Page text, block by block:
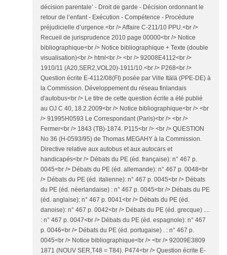
décision parentale’ - Droit de garde - Décision ordonnant le
retour de l’enfant - Exécution - Compétence - Procédure
préjudicielle d’urgence.<br /> Affaire C-211/10 PPU.<br />
Recueil de jurisprudence 2010 page 00000<br /> Notice
bibliographique<br /> Notice bibliographique + Texte (double
visualisation)<br /> html<br /> <br /> 92008E4112<br />
1910/11 (A20,SER2,VOL20)-1911/10.<br /> P268<br />
Question écrite E-4112/08(FI) posée par Ville Itälä (PPE-DE) à
la Commission. Développement du réseau finlandais
d'autobus<br /> Le titre de cette question écrite a été publié
au OJ C 40, 18.2.2009<br /> Notice bibliographique<br /> <br
/> 91995H0593 Le Correspondant (Paris)<br /> <br />
Fermer<br /> 1843 (TB)-1874. P115<br /> <br /> QUESTION
No 36 (H-0593/95) de Thomas MEGAHY à la Commission.
Directive relative aux autobus et aux autocars et
handicapés<br /> Débats du PE (éd. française): n° 467 p.
0045<br /> Débats du PE (éd. allemande): n° 467 p. 0048<br
/> Débats du PE (éd. italienne): n° 467 p. 0045<br /> Débats
du PE (éd. néerlandaise) : n° 467 p. 0045<br /> Débats du PE
(éd. anglaise): n° 467 p. 0041<br /> Débats du PE (éd.
danoise): n° 467 p. 0042<br /> Débats du PE (éd. grecque) ....
: n° 467 p. 0047<br /> Débats du PE (éd. espagnole): n° 467
p. 0046<br /> Débats du PE (éd. portugaise) . : n° 467 p.
0045<br /> Notice bibliographique<br /> <br /> 92009E3809
1871 (NOUV SER,T48 = T84). P474<br /> Question écrite E-